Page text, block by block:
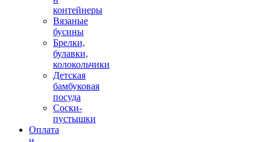
контейнеры
Вязаные
бусины
Брелки,
булавки,
колокольчики
Детская
бамбуковая
посуда
Соски-
пустышки
Оплата